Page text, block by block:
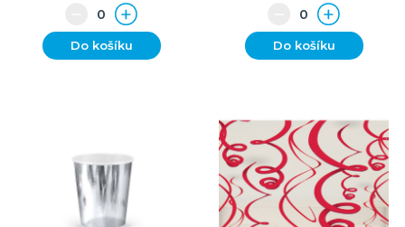
Do košíku Do košíku